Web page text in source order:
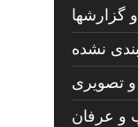
و گزارشها
نشده
و تصويری
و عرفان